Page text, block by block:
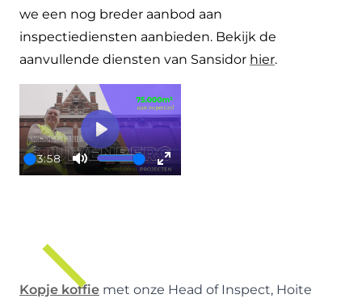
we een nog breder aanbod aan
inspectiediensten aanbieden. Bekijk de
aanvullende diensten van Sansidor hier.
Play
03:58
Mute
Enter
Play
Kopje koffie met onze Head of Inspect, Hoite